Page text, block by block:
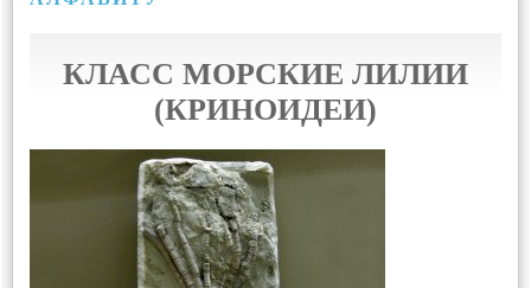
КЛАСС МОРСКИЕ ЛИЛИИ
(КРИНОИДЕИ)